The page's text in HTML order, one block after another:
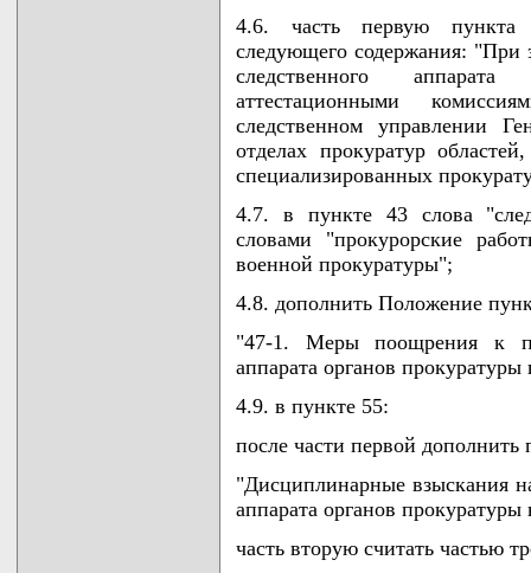
4.6. часть первую пункта
следующего содержания: "При
следственного
аттестационными
следственном управлении
отделах прокуратур
специализированных
4.7. в пункте 43 слова
словами "прокурорские
военной прокуратуры";
4.8. дополнить Положение
"47-1. Меры поощрения к
аппарата органов
4.9. в пункте 55:
после части первой
"Дисциплинарные взыскания
аппарата органов
часть вторую считать частью